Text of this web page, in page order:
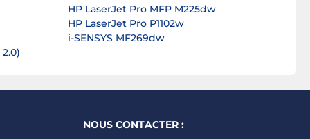
HP LaserJet Pro MFP M225dw
HP LaserJet Pro P1102w
i-SENSYS MF269dw
NOUS CONTACTER :